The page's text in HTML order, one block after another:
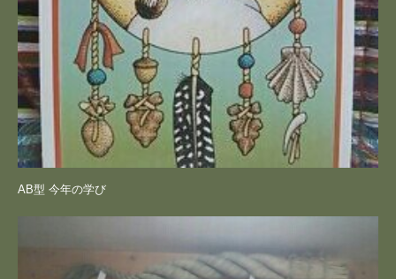
AB型 今年の学び